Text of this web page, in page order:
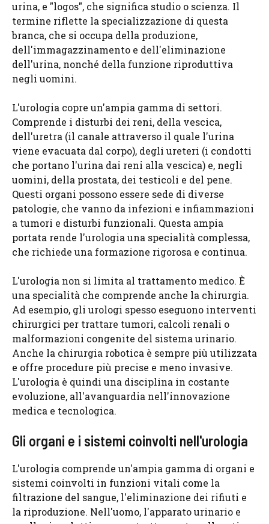
urina, e "logos", che significa studio o scienza. Il
termine riflette la specializzazione di questa
branca, che si occupa della produzione,
dell'immagazzinamento e dell'eliminazione
dell'urina, nonché della funzione riproduttiva
negli uomini.
L'urologia copre un'ampia gamma di settori.
Comprende i disturbi dei reni, della vescica,
dell'uretra (il canale attraverso il quale l'urina
viene evacuata dal corpo), degli ureteri (i condotti
che portano l'urina dai reni alla vescica) e, negli
uomini, della prostata, dei testicoli e del pene.
Questi organi possono essere sede di diverse
patologie, che vanno da infezioni e infiammazioni
a tumori e disturbi funzionali. Questa ampia
portata rende l'urologia una specialità complessa,
che richiede una formazione rigorosa e continua.
L'urologia non si limita al trattamento medico. È
una specialità che comprende anche la chirurgia.
Ad esempio, gli urologi spesso eseguono interventi
chirurgici per trattare tumori, calcoli renali o
malformazioni congenite del sistema urinario.
Anche la chirurgia robotica è sempre più utilizzata
e offre procedure più precise e meno invasive.
L'urologia è quindi una disciplina in costante
evoluzione, all'avanguardia nell'innovazione
medica e tecnologica.
Gli organi e i sistemi coinvolti nell'urologia
L'urologia comprende un'ampia gamma di organi e
sistemi coinvolti in funzioni vitali come la
filtrazione del sangue, l'eliminazione dei rifiuti e
la riproduzione. Nell'uomo, l'apparato urinario e